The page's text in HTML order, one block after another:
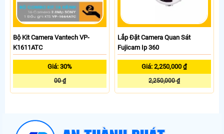
Bộ Kit Camera Vantech VP-
K1611ATC
Giá: 30%
00 ₫
Lắp Đặt Camera Quan Sát
Fujicam Ip 360
Giá: 2,250,000 ₫
2,250,000 ₫